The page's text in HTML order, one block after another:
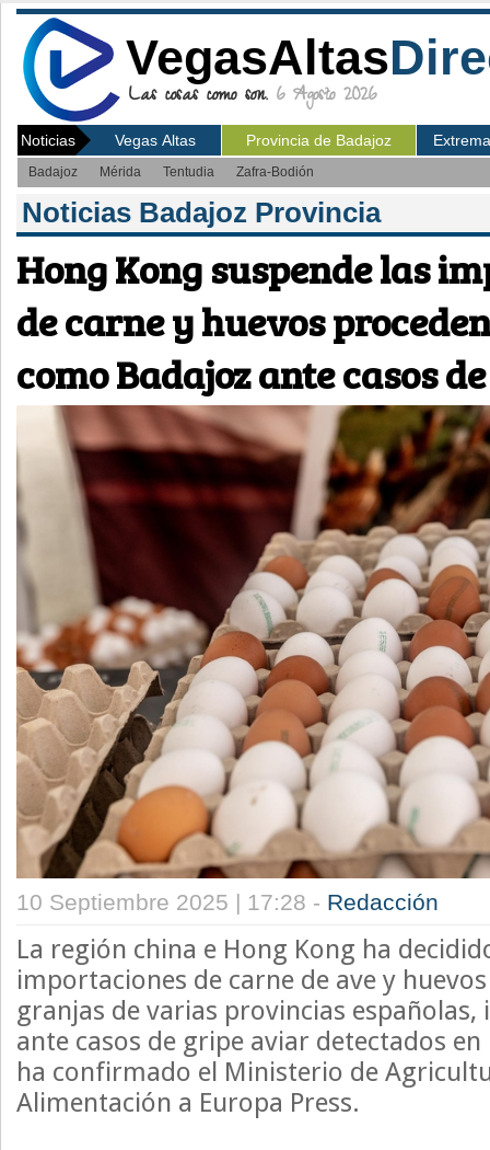
VegasAltas
Las cosas como son. 6 Agosto 2026
Noticias Vegas Altas Provincia de Badajoz
Badajoz Mérida Tentudia Zafra-Bodión
Noticias Badajoz Provincia
Hong Kong suspende las
de carne y huevos
como Badajoz ante casos
10 Septiembre 2025 | 17:28 - Redacción
La región china e Hong Kong ha
importaciones de carne de ave y
granjas de varias provincias españolas,
ante casos de gripe aviar detectados
ha confirmado el Ministerio de
Alimentación a Europa Press.